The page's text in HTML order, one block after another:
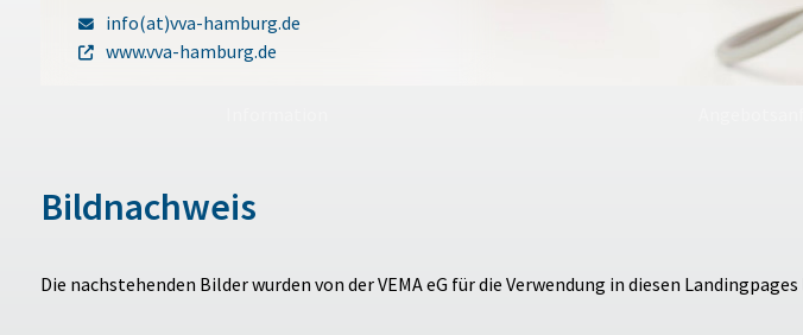
info(at)vva-hamburg.de
www.vva-hamburg.de
Bildnachweis
Die nachstehenden Bilder wurden von der VEMA eG für die Verwendung in diesen